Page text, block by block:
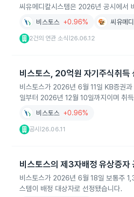
씨유메디칼시스템은 2026년 공시에서
비스토스 +0.96% 씨유메
2건의 연관 소식 26.06.12
비스토스, 20억원 자기주식취득
비스토스가 2026년 6월 11일 KB증권
일부터 2026년 12월 10일까지이며 취
비스토스 +0.96%
공시 26.06.11
비스토스의 제3자배정 유상증자
비스토스가 2026년 6월 18일 보통주
스템이 배정 대상자로 선정됐습니다.